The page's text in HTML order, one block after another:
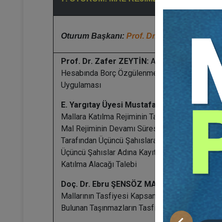
Oturum Başkanı: Prof. Dr. Şebnem AKİPEK
Prof. Dr. Zafer ZEYTİN: Artık Değer
Hesabında Borç Özgülenmesi Hakkında
Uygulaması
E. Yargıtay Üyesi Mustafa ATEŞ:
Edinilmiş
Mallara Katılma Rejiminin Tasfiyesi
Mal Rejiminin Devamı Süresince Eşlerden Biri
Tarafından Üçüncü Şahıslara Devredilen ve
Üçüncü Şahıslar Adına Kayıtlı Mallara İlişkin
Katılma Alacağı Talebi
Doç. Dr. Ebru ŞENSÖZ MALKOÇ:
Mallarının Tasfiyesi Kapsamında Yurtdışında
Bulunan Taşınmazların Tasfiyesi